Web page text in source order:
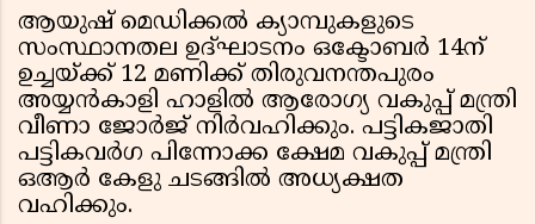
ആയുഷ് മെഡിക്കല്‍ ക്യാമ്പുകളുടെ
സംസ്ഥാനതല ഉദ്ഘാടനം ഒക്ടോബര്‍ 14ന്
ഉച്ചയ്ക്ക് 12 മണിക്ക് തിരുവനന്തപുരം
അയ്യന്‍കാളി ഹാളില്‍ ആരോഗ്യ വകുപ്പ് മന്ത്രി
വീണാ ജോര്‍ജ് നിര്‍വഹിക്കും. പട്ടികജാതി
പട്ടികവര്‍ഗ പിന്നോക്ക ക്ഷേമ വകുപ്പ് മന്ത്രി
ഒആര്‍ കേളു ചടങ്ങില്‍ അധ്യക്ഷത
വഹിക്കും.